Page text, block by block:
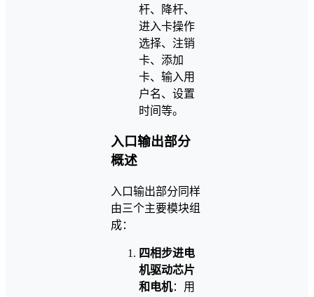
杆、降杆、
进入卡操作
选择、注销
卡、添加
卡、输入用
户名、设置
时间等。
入口输出部分
概述
入口输出部分同样
由三个主要模块组
成：
四相步进电
机驱动芯片
和电机：用